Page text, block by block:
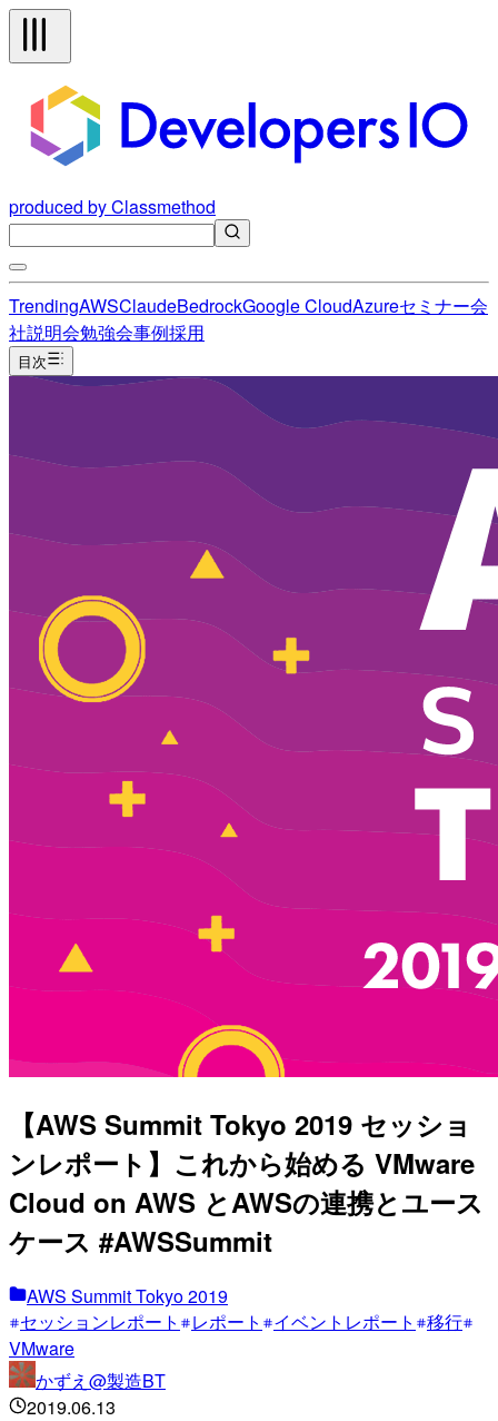
produced by Classmethod
TrendingAWSClaudeBedrockGoogle CloudAzureセミナー会
社説明会勉強会事例採用
目次
【AWS Summit Tokyo 2019 セッショ
ンレポート】これから始める VMware
Cloud on AWS とAWSの連携とユース
ケース #AWSSummit
AWS Summit Tokyo 2019
セッションレポート
レポート イベントレポート
移行
VMware
かずえ@製造BT
2019.06.13